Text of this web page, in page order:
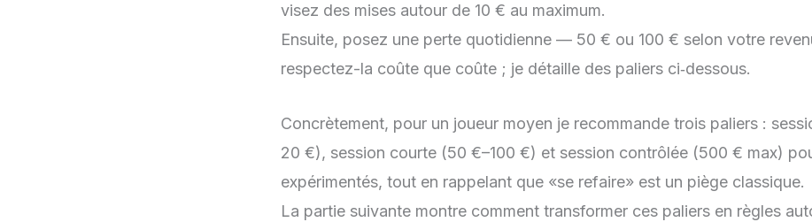
visez des mises autour de 10 € au maximum.
Ensuite, posez une perte quotidienne — 50 € ou 100 € selon votre
respectez-la coûte que coûte ; je détaille des paliers ci‑dessous.
Concrètement, pour un joueur moyen je recommande trois paliers :
20 €), session courte (50 €–100 €) et session contrôlée (500 € max)
expérimentés, tout en rappelant que «se refaire» est un piège classique.
La partie suivante montre comment transformer ces paliers en règles